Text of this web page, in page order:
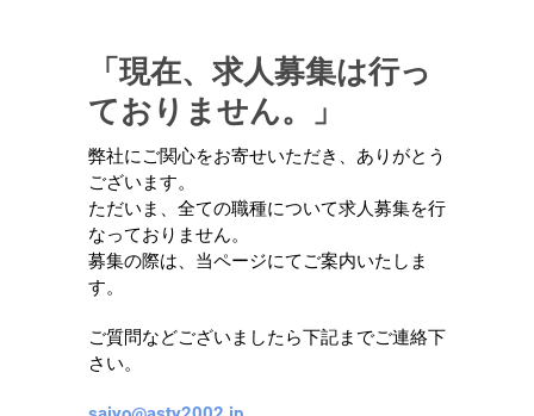
「現在、求人募集は行っ
ておりません。」
弊社にご関心をお寄せいただき、ありがとう
ございます。
ただいま、全ての職種について求人募集を行
なっておりません。
募集の際は、当ページにてご案内いたしま
す。
ご質問などございましたら下記までご連絡下
さい。